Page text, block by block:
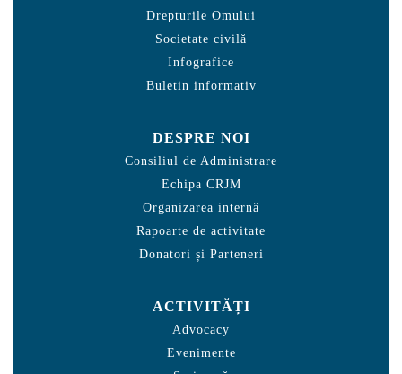
Drepturile Omului
Societate civilă
Infografice
Buletin informativ
DESPRE NOI
Consiliul de Administrare
Echipa CRJM
Organizarea internă
Rapoarte de activitate
Donatori și Parteneri
ACTIVITĂȚI
Advocacy
Evenimente